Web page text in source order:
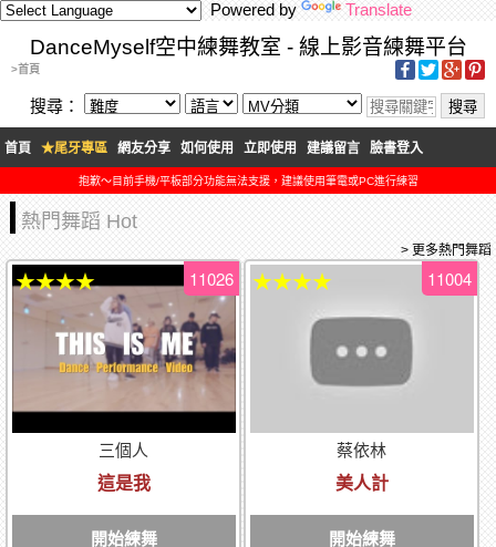
Powered by Translate
DanceMyself空中練舞教室 - 線上影音練舞平台
>首頁
搜尋：
首頁 ★尾牙專區 網友分享 如何使用 立即使用 建議留言 臉書登入
抱歉～目前手機/平板部分功能無法支援，建議使用筆電或PC進行練習
熱門舞蹈 Hot
> 更多熱門舞蹈
三個人
這是我
開始練舞
11026
★★★★
蔡依林
美人計
開始練舞
11004
★★★★